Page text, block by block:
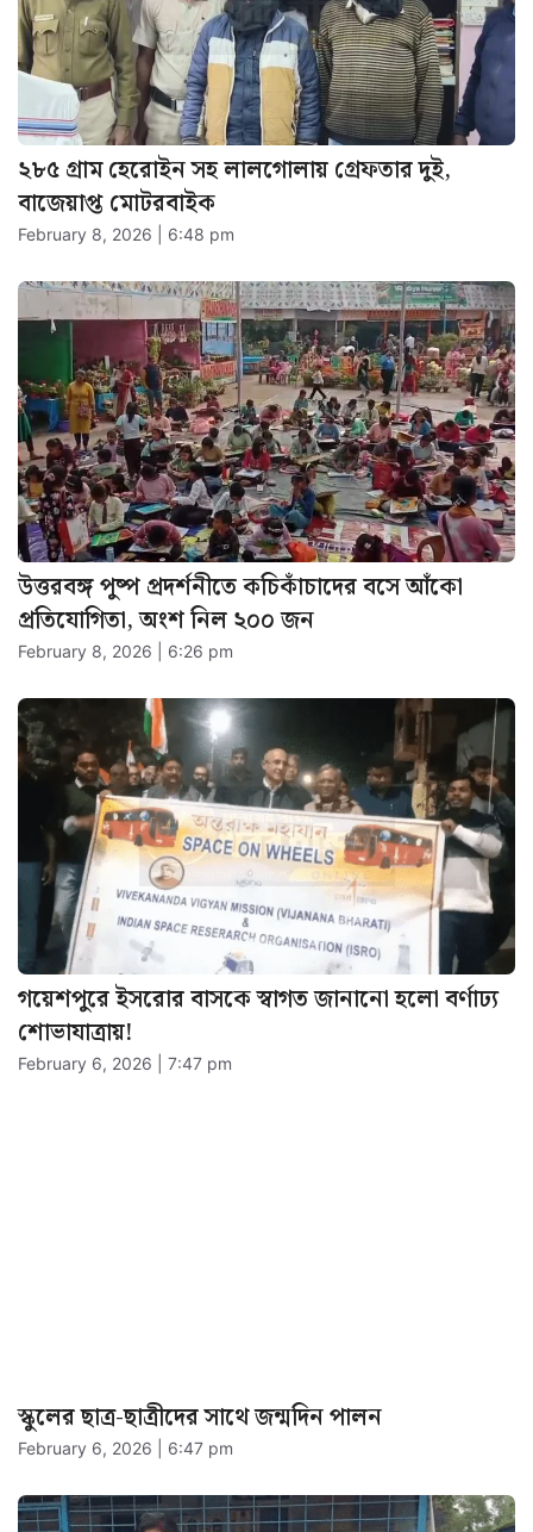
২৮৫ গ্রাম হেরোইন সহ লালগোলায় গ্রেফতার দুই,
বাজেয়াপ্ত মোটরবাইক
February 8, 2026 | 6:48 pm
উত্তরবঙ্গ পুষ্প প্রদর্শনীতে কচিকাঁচাদের বসে আঁকো
প্রতিযোগিতা, অংশ নিল ২০০ জন
February 8, 2026 | 6:26 pm
গয়েশপুরে ইসরোর বাসকে স্বাগত জানানো হলো বর্ণাঢ্য
শোভাযাত্রায়!
February 6, 2026 | 7:47 pm